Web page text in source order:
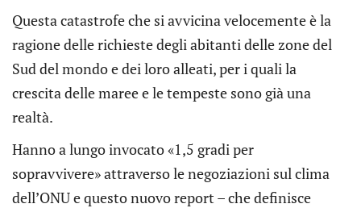
Questa catastrofe che si avvicina velocemente è la
ragione delle richieste degli abitanti delle zone del
Sud del mondo e dei loro alleati, per i quali la
crescita delle maree e le tempeste sono già una
realtà.
Hanno a lungo invocato «1,5 gradi per
sopravvivere» attraverso le negoziazioni sul clima
dell’ONU e questo nuovo report – che definisce